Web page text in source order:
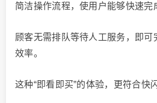
简洁操作流程，使用户能够快速完
顾客无需排队等待人工服务，即
效率。
这种“即看即买”的体验，更符合快